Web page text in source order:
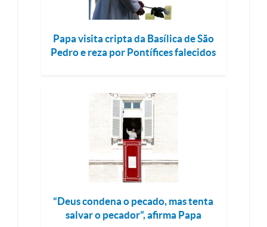
Papa visita cripta da Basílica de São
Pedro e reza por Pontífices falecidos
“Deus condena o pecado, mas tenta
salvar o pecador”, afirma Papa